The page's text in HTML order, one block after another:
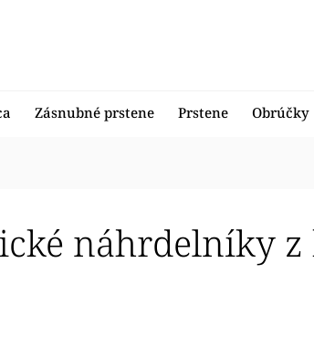
Zásnubné prstene Prstene Obrúčky
náhrdelníky z